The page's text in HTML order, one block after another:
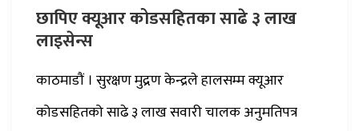
छापिए क्यूआर कोडसहितका साढे ३ लाख
लाइसेन्स
काठमाडौं । सुरक्षण मुद्रण केन्द्रले हालसम्म क्यूआर
कोडसहितको साढे ३ लाख सवारी चालक अनुमतिपत्र